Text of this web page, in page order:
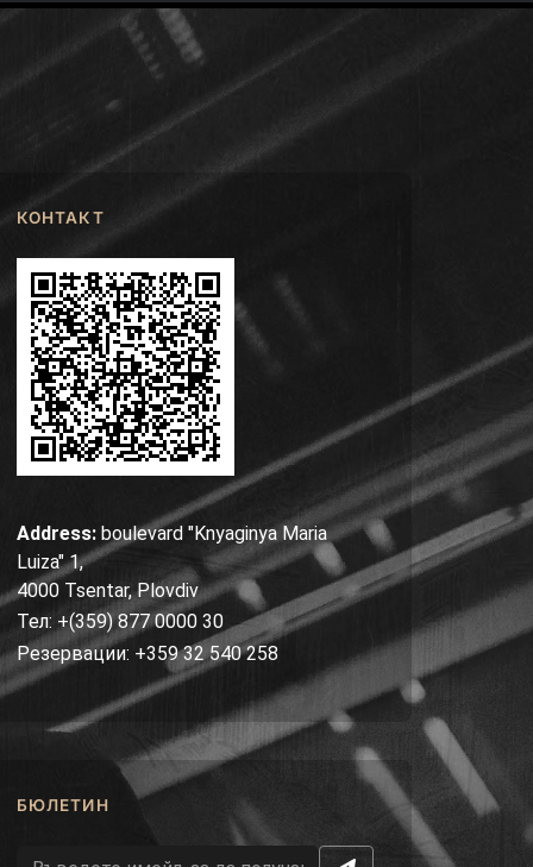
КОНТАКТ
Address: boulevard "Knyaginya Maria
Luiza" 1,
4000 Tsentar, Plovdiv
Тел: +(359) 877 0000 30
Резервации: +359 32 540 258
БЮЛЕТИН